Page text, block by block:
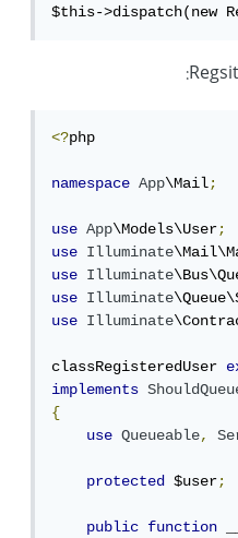
$this->dispatch(new
<?php
namespace App\Mail;
use App\Models\User;
use
Illuminate
use
Illuminate
use
Illuminate
use
Illuminate
classRegisteredUser
implements
{
use
Queueable,
protected $user;
public function